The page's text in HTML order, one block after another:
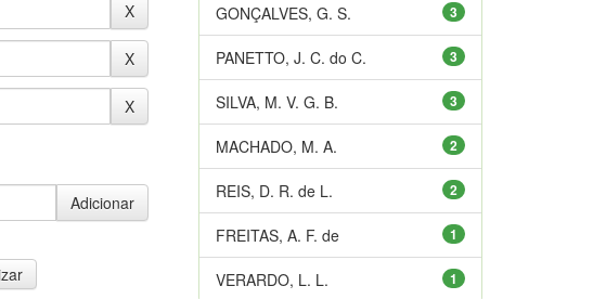
3
GONÇALVES, G. S.
3
PANETTO, J. C. do C.
3
SILVA, M. V. G. B.
2
MACHADO, M. A.
2
REIS, D. R. de L.
1
FREITAS, A. F. de
1
VERARDO, L. L.